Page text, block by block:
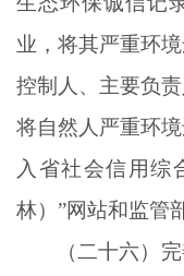
业，将其严重环
控制人、主要负
将自然人严重环
入省社会信用综
林）”网站和监管
（二十六）